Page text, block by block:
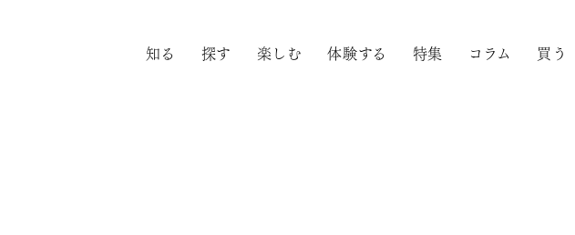
知る 探す 楽しむ 体験する 特集 コラム 買う